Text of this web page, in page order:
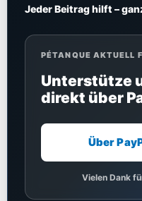
Jeder Beitrag hilft –
PÉTANQUE AKTUELL
Unterstütze
direkt über
Über
Vielen Dank